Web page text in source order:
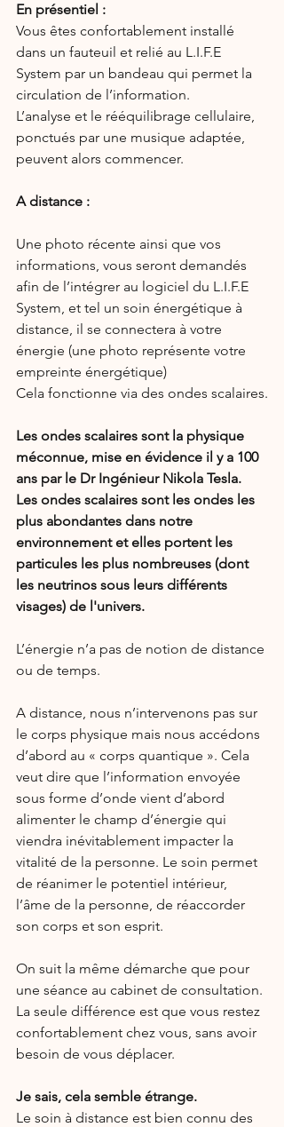
En présentiel :
Vous êtes confortablement installé
dans un fauteuil et relié au L.I.F.E
System par un bandeau qui permet la
circulation de l’information.
L’analyse et le rééquilibrage cellulaire,
ponctués par une musique adaptée,
peuvent alors commencer.
A distance :
Une photo récente ainsi que vos
informations, vous seront demandés
afin de l’intégrer au logiciel du L.I.F.E
System, et tel un soin énergétique à
distance, il se connectera à votre
énergie (une photo représente votre
empreinte énergétique)
Cela fonctionne via des ondes scalaires.
Les ondes scalaires sont la physique
méconnue, mise en évidence il y a 100
ans par le Dr Ingénieur Nikola Tesla.
Les ondes scalaires sont les ondes les
plus abondantes dans notre
environnement et elles portent les
particules les plus nombreuses (dont
les neutrinos sous leurs différents
visages) de l'univers.
L’énergie n’a pas de notion de distance
ou de temps.
A distance, nous n’intervenons pas sur
le corps physique mais nous accédons
d’abord au « corps quantique ». Cela
veut dire que l’information envoyée
sous forme d’onde vient d’abord
alimenter le champ d’énergie qui
viendra inévitablement impacter la
vitalité de la personne. Le soin permet
de réanimer le potentiel intérieur,
l’âme de la personne, de réaccorder
son corps et son esprit.
On suit la même démarche que pour
une séance au cabinet de consultation.
La seule différence est que vous restez
confortablement chez vous, sans avoir
besoin de vous déplacer.
Je sais, cela semble étrange.
Le soin à distance est bien connu des